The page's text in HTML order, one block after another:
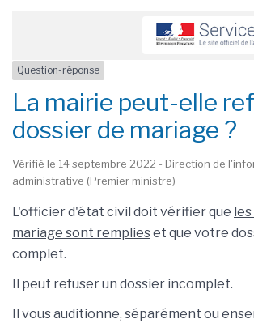
Question-réponse
La mairie peut-elle
dossier de mariage ?
Vérifié le 14 septembre 2022 - Direction de
administrative (Premier ministre)
L'officier d'état civil doit vérifier que
mariage sont remplieset que votre
complet.
Il peut refuser un dossier incomplet.
Il vous auditionne, séparément ou